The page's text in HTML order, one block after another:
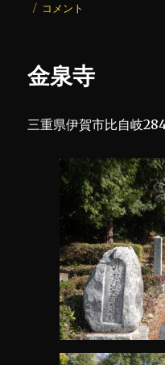
日: グ
宝
コメント
金泉寺
三重県伊賀市比自岐